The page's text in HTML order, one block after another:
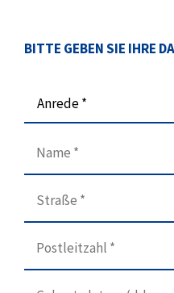
BITTE GEBEN SIE IHRE
Anrede *